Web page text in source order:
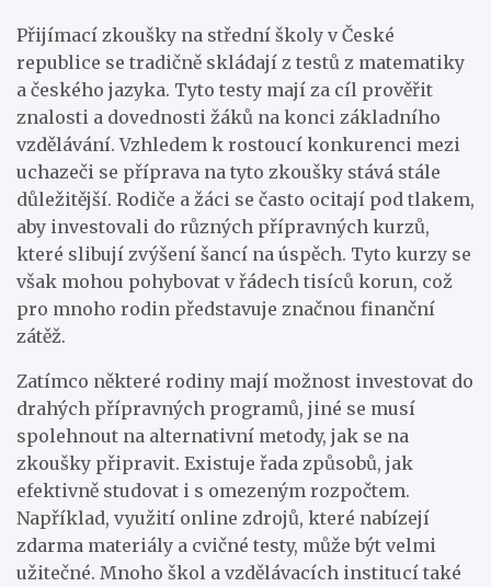
Přijímací zkoušky na střední školy v České
republice se tradičně skládají z testů z matematiky
a českého jazyka. Tyto testy mají za cíl prověřit
znalosti a dovednosti žáků na konci základního
vzdělávání. Vzhledem k rostoucí konkurenci mezi
uchazeči se příprava na tyto zkoušky stává stále
důležitější. Rodiče a žáci se často ocitají pod tlakem,
aby investovali do různých přípravných kurzů,
které slibují zvýšení šancí na úspěch. Tyto kurzy se
však mohou pohybovat v řádech tisíců korun, což
pro mnoho rodin představuje značnou finanční
zátěž.
Zatímco některé rodiny mají možnost investovat do
drahých přípravných programů, jiné se musí
spolehnout na alternativní metody, jak se na
zkoušky připravit. Existuje řada způsobů, jak
efektivně studovat i s omezeným rozpočtem.
Například, využití online zdrojů, které nabízejí
zdarma materiály a cvičné testy, může být velmi
užitečné. Mnoho škol a vzdělávacích institucí také